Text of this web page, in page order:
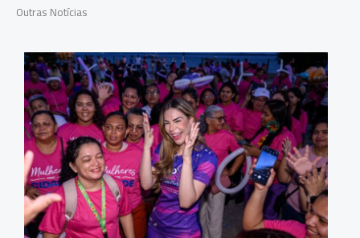
Outras Notícias